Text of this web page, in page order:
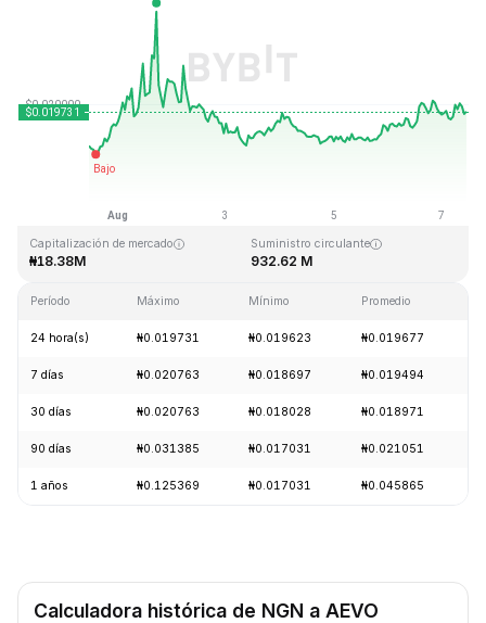
Última actualización: 2026-08-07, 10:34 GMT+0
Capitalización de mercado
₦18.38M
Suministro circulante
932.62 M
Período Máximo Mínimo Promedio
24 hora(s) ₦0.019731 ₦0.019623 ₦0.019677
7 días ₦0.020763 ₦0.018697 ₦0.019494
30 días ₦0.020763 ₦0.018028 ₦0.018971
90 días ₦0.031385 ₦0.017031 ₦0.021051
1 años ₦0.125369 ₦0.017031 ₦0.045865
Calculadora histórica de NGN a AEVO